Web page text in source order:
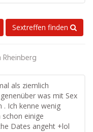
Sextreffen finden
Rheinberg
als ziemlich
was mit Sex
. Ich kenne wenig
schon einige
Dates angeht +lol